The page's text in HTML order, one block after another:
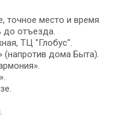
точное место и время
до отъезда.
ТЦ "Глобус".
(напротив дома Быта).